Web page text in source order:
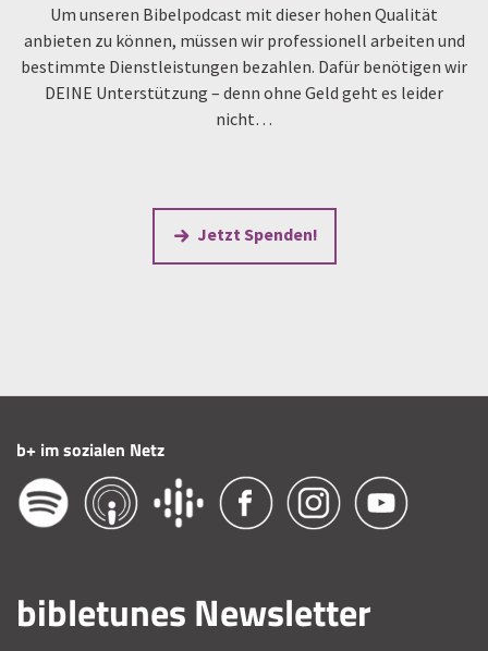
Um unseren Bibelpodcast mit dieser hohen Qualität
anbieten zu können, müssen wir professionell arbeiten und
bestimmte Dienstleistungen bezahlen. Dafür benötigen wir
DEINE Unterstützung – denn ohne Geld geht es leider
nicht…
Jetzt Spenden!
b+ im sozialen Netz
bibletunes Newsletter